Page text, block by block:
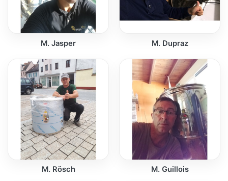
M. Jasper M. Dupraz
M. Rösch M. Guillois